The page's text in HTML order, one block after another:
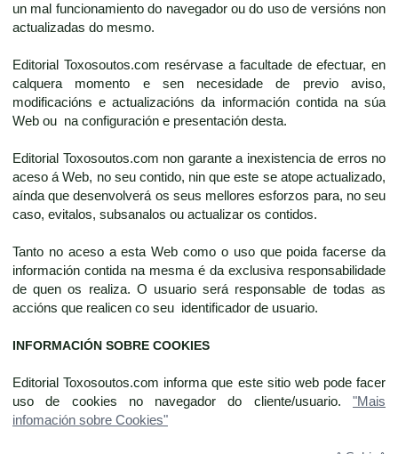
un mal funcionamiento do navegador ou do uso de versións non
actualizadas do mesmo.
Editorial Toxosoutos.com resérvase a facultade de efectuar, en
calquera momento e sen necesidade de previo aviso,
modificacións e actualizacións da información contida na súa
Web ou na configuración e presentación desta.
Editorial Toxosoutos.com non garante a inexistencia de erros no
aceso á Web, no seu contido, nin que este se atope actualizado,
aínda que desenvolverá os seus mellores esforzos para, no seu
caso, evitalos, subsanalos ou actualizar os contidos.
Tanto no aceso a esta Web como o uso que poida facerse da
información contida na mesma é da exclusiva responsabilidade
de quen os realiza. O usuario será responsable de todas as
accións que realicen co seu identificador de usuario.
INFORMACIÓN SOBRE COOKIES
Editorial Toxosoutos.com informa que este sitio web pode facer
uso de cookies no navegador do cliente/usuario. "Mais
infomación sobre Cookies"